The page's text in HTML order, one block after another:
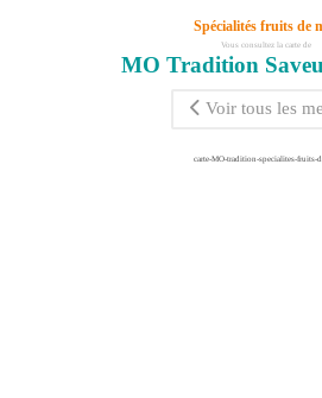
Spécialités fruits de
Vous consultez la carte de
MO Tradition
Voir tous les
carte-MO-tradition-specialites-fruits-